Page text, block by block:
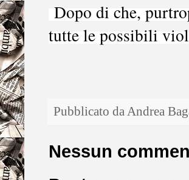
Dopo di che,
tutte le possibili
Pubblicato da Andrea
Nessun